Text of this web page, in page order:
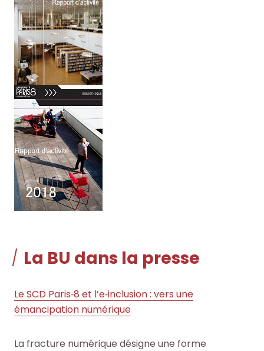
La BU dans la presse
Le SCD Paris‑8 et l’e‑inclusion : vers une
émancipation numérique
La fracture numérique désigne une forme